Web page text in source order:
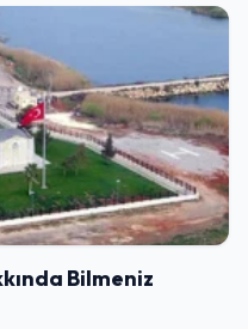
Bilmeniz